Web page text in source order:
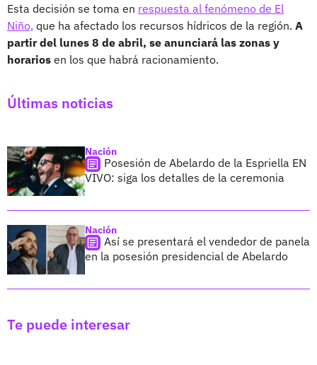
Esta decisión se toma en respuesta al fenómeno de El
Niño, que ha afectado los recursos hídricos de la región. A
partir del lunes 8 de abril, se anunciará las zonas y
horarios en los que habrá racionamiento.
Últimas noticias
Nación
Posesión de Abelardo de la Espriella EN
VIVO: siga los detalles de la ceremonia
Nación
Así se presentará el vendedor de panela
en la posesión presidencial de Abelardo
Te puede interesar